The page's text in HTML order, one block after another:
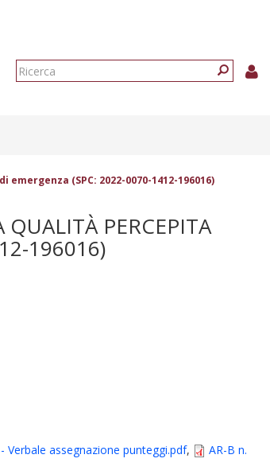
Form
(SPC: 2022-0070-1412-196016)
PERCEPITA
196016)
Verbale assegnazione punteggi.pdf,
AR-B n.